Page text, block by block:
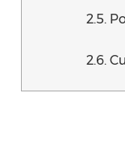
2.5.
2.6.